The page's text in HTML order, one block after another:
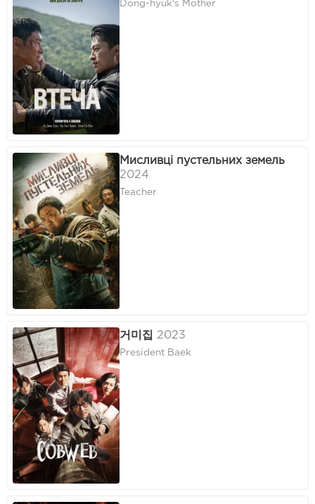
Dong-hyuk's Mother
Мисливці пустельних земель
2024
Teacher
거미집 2023
President Baek